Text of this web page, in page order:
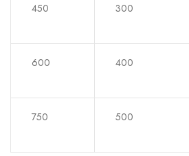
450 300
600 400
750 500